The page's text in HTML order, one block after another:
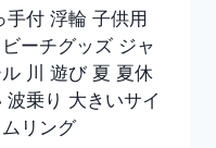
付 浮輪 子供用
ーチグッズ ジャ
川 遊び 夏 夏休
乗り 大きいサイ
リング